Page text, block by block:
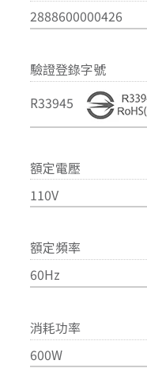
2888600000426
驗證登錄字號
R33945
額定電壓
110V
額定頻率
60Hz
消耗功率
600W